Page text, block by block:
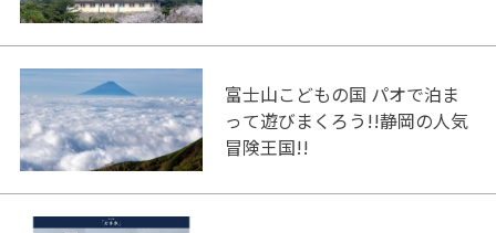
富士山こどもの国 パオで泊ま
って遊びまくろう!!静岡の人気
冒険王国!!